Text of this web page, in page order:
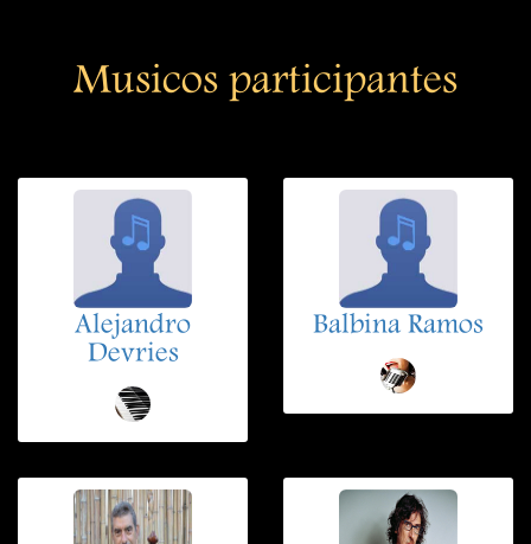
Musicos participantes
Alejandro
Devries
Balbina Ramos